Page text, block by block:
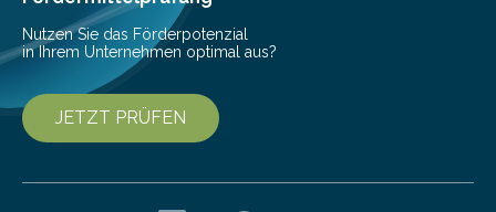
Nutzen Sie das Förderpotenzial
in Ihrem Unternehmen optimal aus?
JETZT PRÜFEN